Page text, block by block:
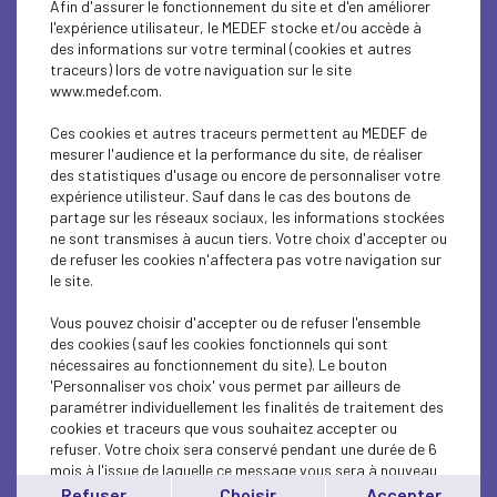
SUSTAINABLE DEVELOPMENT
SUSTAINABLE DEVELOPMENT
SOCIAL
SUSTAINABLE DEVELOPMENT
INTERNATIONAL - EUROPE
ECONOMY
ECONOMY
INTERNATIONAL - EUROPE
INTERNATIONAL - EUROPE
Afin d'assurer le fonctionnement du site et d'en améliorer
l'expérience utilisateur, le MEDEF stocke et/ou accède à
des informations sur votre terminal (cookies et autres
traceurs) lors de votre naviguation sur le site
www.medef.com.
Ces cookies et autres traceurs permettent au MEDEF de
mesurer l'audience et la performance du site, de réaliser
des statistiques d'usage ou encore de personnaliser votre
expérience utilisteur. Sauf dans le cas des boutons de
partage sur les réseaux sociaux, les informations stockées
ne sont transmises à aucun tiers. Votre choix d'accepter ou
de refuser les cookies n'affectera pas votre navigation sur
le site.
Vous pouvez choisir d'accepter ou de refuser l'ensemble
des cookies (sauf les cookies fonctionnels qui sont
nécessaires au fonctionnement du site). Le bouton
'Personnaliser vos choix' vous permet par ailleurs de
paramétrer individuellement les finalités de traitement des
cookies et traceurs que vous souhaitez accepter ou
refuser. Votre choix sera conservé pendant une durée de 6
mois à l'issue de laquelle ce message vous sera à nouveau
affiché..